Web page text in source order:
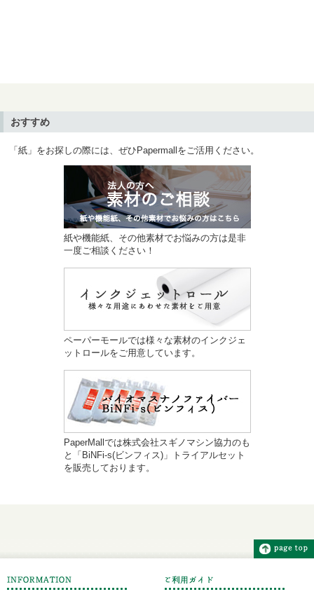
おすすめ
「紙」をお探しの際には、ぜひPapermallをご活用ください。
紙や機能紙、その他素材でお悩みの方は是非
一度ご相談ください！
ペーパーモールでは様々な素材のインクジェ
ットロールをご用意しています。
PaperMallでは株式会社スギノマシン協力のも
と「BiNFi-s(ビンフィス)」トライアルセット
を販売しております。